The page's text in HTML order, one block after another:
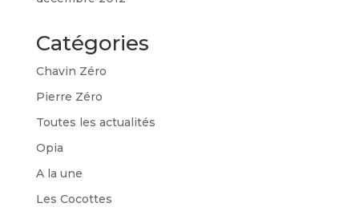
Catégories
Chavin Zéro
Pierre Zéro
Toutes les actualités
Opia
A la une
Les Cocottes